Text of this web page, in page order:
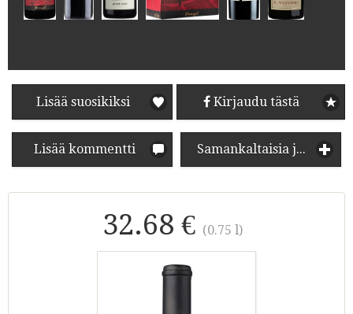
Lisää suosikiksi Kirjaudu tästä
Lisää kommentti Samankaltaisia juomia
32.68 € (0.75 l)